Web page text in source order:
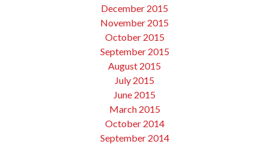
December 2015
November 2015
October 2015
September 2015
August 2015
July 2015
June 2015
March 2015
October 2014
September 2014